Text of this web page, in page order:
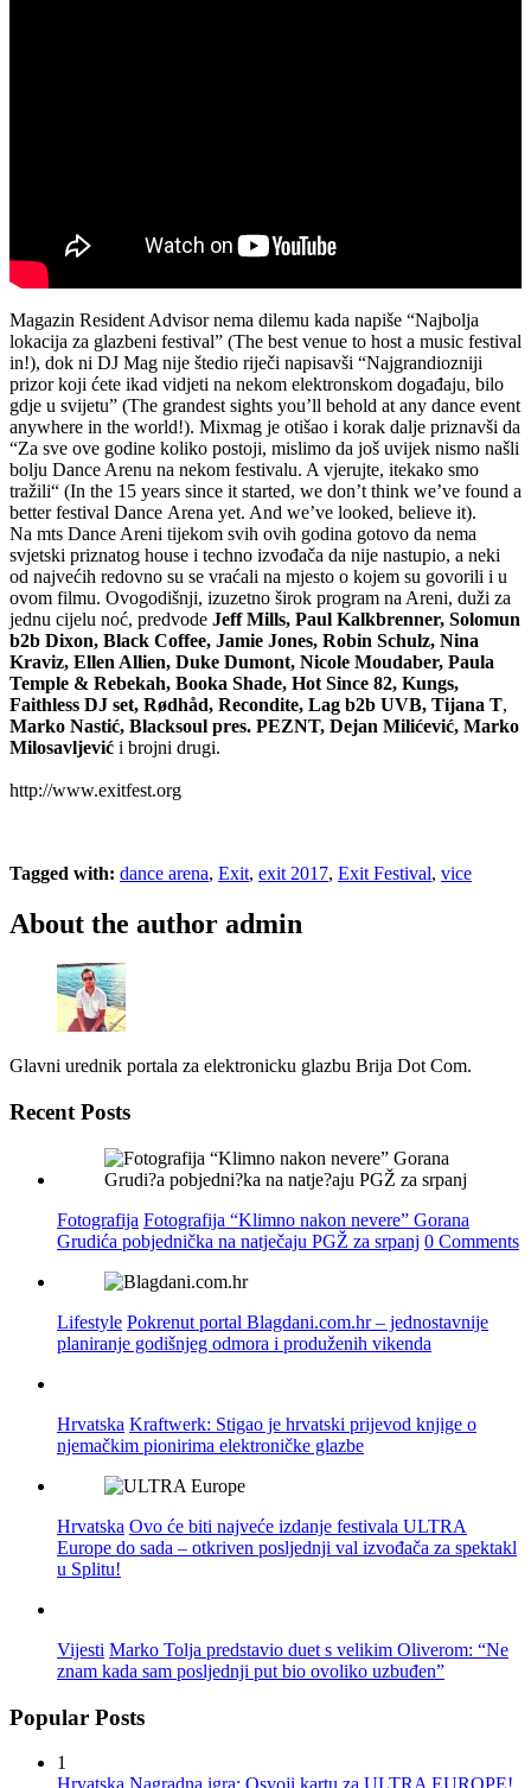
Magazin Resident Advisor nema dilemu kada napiše “Najbolja
lokacija za glazbeni festival” (The best venue to host a music festival
in!), dok ni DJ Mag nije štedio riječi napisavši “Najgrandiozniji
prizor koji ćete ikad vidjeti na nekom elektronskom događaju, bilo
gdje u svijetu” (The grandest sights you’ll behold at any dance event
anywhere in the world!). Mixmag je otišao i korak dalje priznavši da
“Za sve ove godine koliko postoji, mislimo da još uvijek nismo našli
bolju Dance Arenu na nekom festivalu. A vjerujte, itekako smo
tražili“ (In the 15 years since it started, we don’t think we’ve found a
better festival Dance Arena yet. And we’ve looked, believe it).
Na mts Dance Areni tijekom svih ovih godina gotovo da nema
svjetski priznatog house i techno izvođača da nije nastupio, a neki
od najvećih redovno su se vraćali na mjesto o kojem su govorili i u
ovom filmu. Ovogodišnji, izuzetno širok program na Areni, duži za
jednu cijelu noć, predvode Jeff Mills, Paul Kalkbrenner, Solomun
b2b Dixon, Black Coffee, Jamie Jones, Robin Schulz, Nina
Kraviz, Ellen Allien, Duke Dumont, Nicole Moudaber, Paula
Temple & Rebekah, Booka Shade, Hot Since 82, Kungs,
Faithless DJ set, Rødhåd, Recondite, Lag b2b UVB, Tijana T,
Marko Nastić, Blacksoul pres. PEZNT, Dejan Milićević, Marko
Milosavljević i brojni drugi.
http://www.exitfest.org
Tagged with: dance arena, Exit, exit 2017, Exit Festival, vice
About the author admin
Glavni urednik portala za elektronicku glazbu Brija Dot Com.
Recent Posts
Fotografija Fotografija “Klimno nakon nevere” Gorana
Grudića pobjednička na natječaju PGŽ za srpanj 0 Comments
Lifestyle Pokrenut portal Blagdani.com.hr – jednostavnije
planiranje godišnjeg odmora i produženih vikenda
Hrvatska Kraftwerk: Stigao je hrvatski prijevod knjige o
njemačkim pionirima elektroničke glazbe
Hrvatska Ovo će biti najveće izdanje festivala ULTRA
Europe do sada – otkriven posljednji val izvođača za spektakl
u Splitu!
Vijesti Marko Tolja predstavio duet s velikim Oliverom: “Ne
znam kada sam posljednji put bio ovoliko uzbuđen”
Popular Posts
1